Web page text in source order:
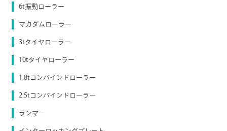
6t振動ローラー
マカダムローラー
3tタイヤローラー
10tタイヤローラー
1.8tコンバインドローラー
2.5tコンバインドローラー
ランマー